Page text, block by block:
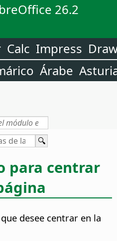
26.2
Calc Impress
Árabe
para centrar
desee centrar en la